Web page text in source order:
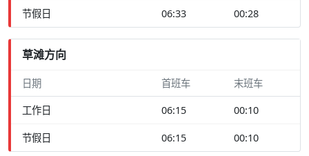
节假日 06:33 00:28
草滩方向
日期 首班车 末班车
工作日 06:15 00:10
节假日 06:15 00:10